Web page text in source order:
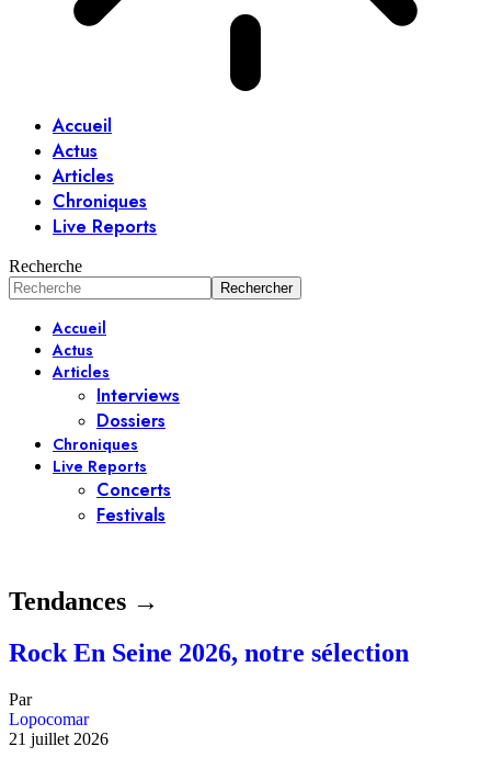
Accueil
Actus
Articles
Chroniques
Live Reports
Recherche
Accueil
Actus
Articles
Interviews
Dossiers
Chroniques
Live Reports
Concerts
Festivals
Tendances →
Rock En Seine 2026, notre sélection
Par
Lopocomar
21 juillet 2026